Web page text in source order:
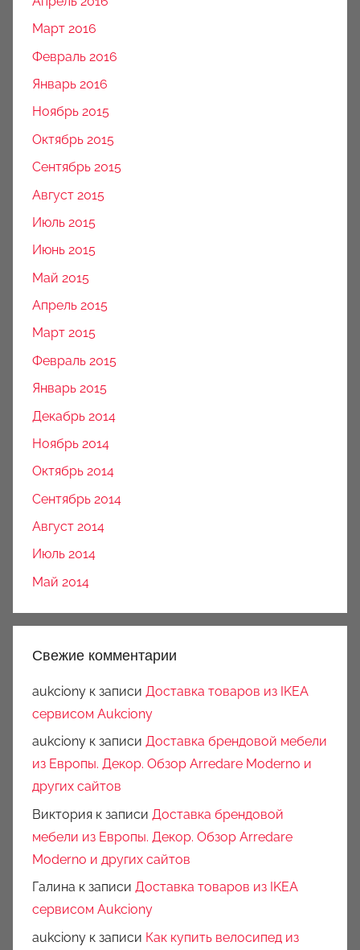
Март 2016
Февраль 2016
Январь 2016
Ноябрь 2015
Октябрь 2015
Сентябрь 2015
Август 2015
Июль 2015
Июнь 2015
Май 2015
Апрель 2015
Март 2015
Февраль 2015
Январь 2015
Декабрь 2014
Ноябрь 2014
Октябрь 2014
Сентябрь 2014
Август 2014
Июль 2014
Май 2014
Свежие комментарии
aukciony к записи Доставка товаров из IKEA
сервисом Aukciony
aukciony к записи Доставка брендовой мебели
из Европы. Декор. Обзор Arredare Moderno и
других сайтов
Виктория к записи Доставка брендовой
мебели из Европы. Декор. Обзор Arredare
Moderno и других сайтов
Галина к записи Доставка товаров из IKEA
сервисом Aukciony
aukciony к записи Как купить велосипед из